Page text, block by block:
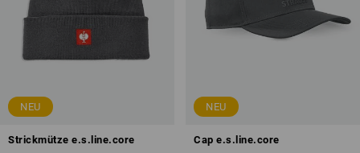
NEU
Strickmütze e.s.line.core
NEU
Cap e.s.line.core